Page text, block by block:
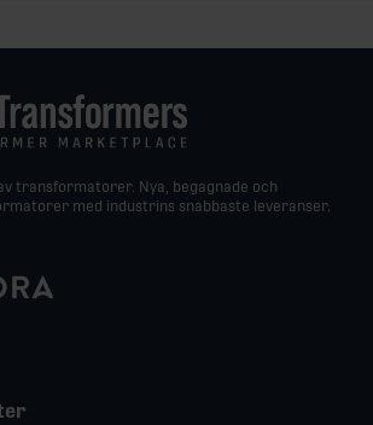
transformatorer. Nya, begagnade och
med industrins snabbaste leveranser.